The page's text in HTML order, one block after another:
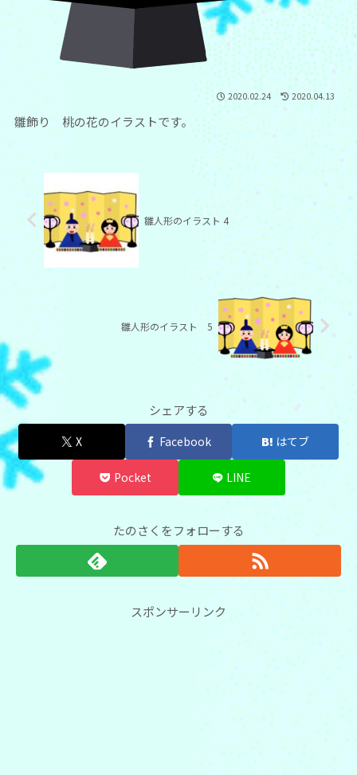
2020.02.24 2020.04.13
雛飾り 桃の花のイラストです。
雛人形のイラスト 4
雛人形のイラスト 5
シェアする
X Facebook はてブ
Pocket LINE
たのさくをフォローする
スポンサーリンク